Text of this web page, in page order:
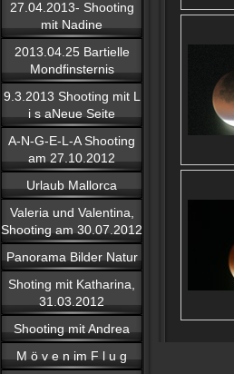
27.04.2013- Shooting
mit Nadine
2013.04.25 Bartielle
Mondfinsternis
9.3.2013 Shooting mit L
i s aNeue Seite
A-N-G-E-L-A Shooting
am 27.10.2012
Urlaub Mallorca
Valeria und Valentina,
Shooting am 30.07.2012
Panorama Bilder Natur
Shoting mit Katharina,
31.03.2012
Shooting mit Andrea
M ö v e n im F l u g